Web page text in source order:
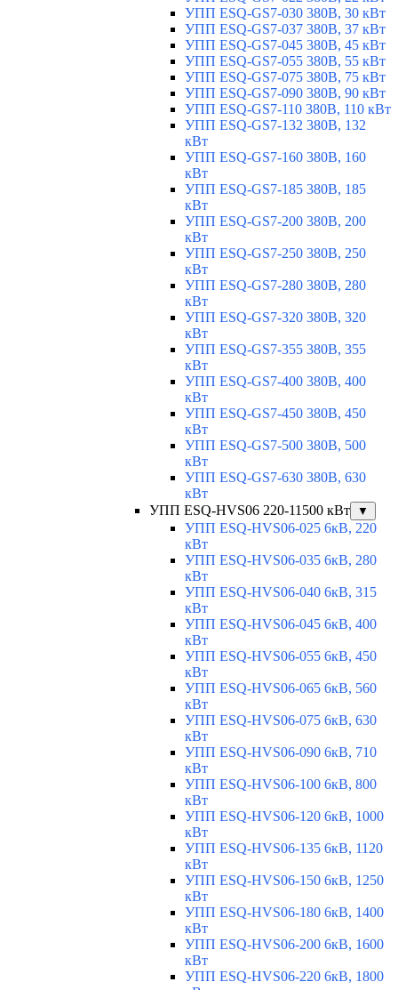
УПП ESQ-GS7-030 380В, 30 кВт
УПП ESQ-GS7-037 380В, 37 кВт
УПП ESQ-GS7-045 380В, 45 кВт
УПП ESQ-GS7-055 380В, 55 кВт
УПП ESQ-GS7-075 380В, 75 кВт
УПП ESQ-GS7-090 380В, 90 кВт
УПП ESQ-GS7-110 380В, 110 кВт
УПП ESQ-GS7-132 380В, 132
кВт
УПП ESQ-GS7-160 380В, 160
кВт
УПП ESQ-GS7-185 380В, 185
кВт
УПП ESQ-GS7-200 380В, 200
кВт
УПП ESQ-GS7-250 380В, 250
кВт
УПП ESQ-GS7-280 380В, 280
кВт
УПП ESQ-GS7-320 380В, 320
кВт
УПП ESQ-GS7-355 380В, 355
кВт
УПП ESQ-GS7-400 380В, 400
кВт
УПП ESQ-GS7-450 380В, 450
кВт
УПП ESQ-GS7-500 380В, 500
кВт
УПП ESQ-GS7-630 380В, 630
кВт
УПП ESQ-HVS06 220-11500 кВт
▼
УПП ESQ-HVS06-025 6кВ, 220
кВт
УПП ESQ-HVS06-035 6кВ, 280
кВт
УПП ESQ-HVS06-040 6кВ, 315
кВт
УПП ESQ-HVS06-045 6кВ, 400
кВт
УПП ESQ-HVS06-055 6кВ, 450
кВт
УПП ESQ-HVS06-065 6кВ, 560
кВт
УПП ESQ-HVS06-075 6кВ, 630
кВт
УПП ESQ-HVS06-090 6кВ, 710
кВт
УПП ESQ-HVS06-100 6кВ, 800
кВт
УПП ESQ-HVS06-120 6кВ, 1000
кВт
УПП ESQ-HVS06-135 6кВ, 1120
кВт
УПП ESQ-HVS06-150 6кВ, 1250
кВт
УПП ESQ-HVS06-180 6кВ, 1400
кВт
УПП ESQ-HVS06-200 6кВ, 1600
кВт
УПП ESQ-HVS06-220 6кВ, 1800